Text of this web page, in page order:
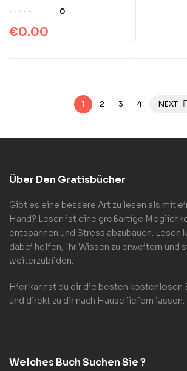
Automatisierte
Kostenloses
0
€0.00
1 2 3 4 NEXT
Über Den Gratisbücher
Gibt es eine bessere Art zu lesen als mit
Hand? Lesen ist eine großartige
entspannen und Stress abzubauen. Lesen
dabei helfen, Ihr Wissen zu erweitern und
weiterzubilden.
Hier kannst du dir die besten kostenlosen
und direkt zu dir nach Hause liefern lassen.
Welches Buch Suchen Sie ?